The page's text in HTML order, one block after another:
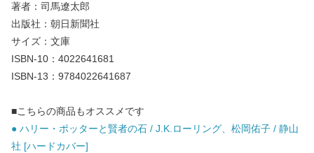
著者：司馬遼太郎
出版社：朝日新聞社
サイズ：文庫
ISBN-10：4022641681
ISBN-13：9784022641687
■こちらの商品もオススメです
● ハリー・ポッターと賢者の石 / J.K.ローリング、松岡佑子 / 静山
社 [ハードカバー]